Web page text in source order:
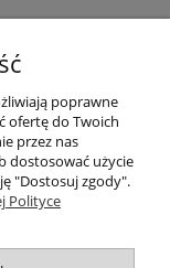
czystości:
mydła) oraz
Wszelkie prawa
korzysta z plików
poprawne
ofertę do Twoich
przez nas
dostosować użycie
"Dostosuj zgody".
Polityce